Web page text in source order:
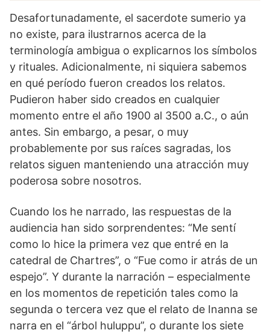
Desafortunadamente, el sacerdote sumerio ya
no existe, para ilustrarnos acerca de la
terminología ambigua o explicarnos los símbolos
y rituales. Adicionalmente, ni siquiera sabemos
en qué período fueron creados los relatos.
Pudieron haber sido creados en cualquier
momento entre el año 1900 al 3500 a.C., o aún
antes. Sin embargo, a pesar, o muy
probablemente por sus raíces sagradas, los
relatos siguen manteniendo una atracción muy
poderosa sobre nosotros.
Cuando los he narrado, las respuestas de la
audiencia han sido sorprendentes: “Me sentí
como lo hice la primera vez que entré en la
catedral de Chartres”, o “Fue como ir atrás de un
espejo”. Y durante la narración – especialmente
en los momentos de repetición tales como la
segunda o tercera vez que el relato de Inanna se
narra en el “árbol huluppu”, o durante los siete